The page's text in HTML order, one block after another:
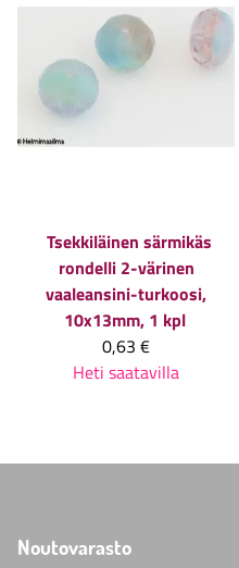
Tsekkiläinen särmikäs
rondelli 2-värinen
vaaleansini-turkoosi,
10x13mm, 1 kpl
0,63 €
Heti saatavilla
Noutovarasto